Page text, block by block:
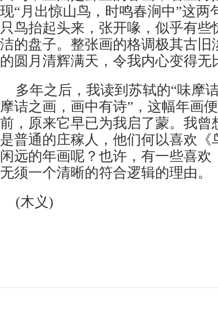
现“月出惊山鸟，时鸣春涧中”这两
只鸟抬起头来，张开喙，似乎有
洁的盘子。整张画的格调极其古旧
的圆月清辉满天，令我内心变得无
多年之后，我读到苏轼的“味摩
摩诘之画，画中有诗”，这幅年画
前，原来它早已为我启了蒙。我曾
是普通的庄稼人，他们何以喜欢
闲远的年画呢？也许，有一些喜
无须一个清晰的符合逻辑的理由。
(木义)